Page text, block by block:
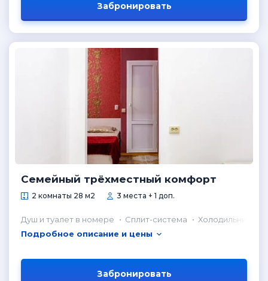
Забронировать
Семейный трёхместный комфорт
2 комнаты 28 м2 3 места + 1 доп.
Душ и туалет в номере Сплит-система
Холодильник в
Подробное описание и цены
Забронировать